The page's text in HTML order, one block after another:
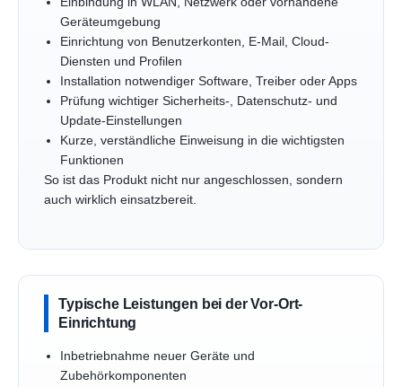
Geräteumgebung
Einrichtung von Benutzerkonten, E-Mail, Cloud-
Diensten und Profilen
Installation notwendiger Software, Treiber oder Apps
Prüfung wichtiger Sicherheits-, Datenschutz- und
Update-Einstellungen
Kurze, verständliche Einweisung in die wichtigsten
Funktionen
So ist das Produkt nicht nur angeschlossen, sondern
auch wirklich einsatzbereit.
Typische Leistungen bei der Vor-Ort-
Einrichtung
Inbetriebnahme neuer Geräte und
Zubehörkomponenten